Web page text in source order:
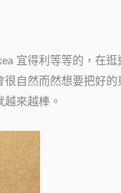
宜得利等等的，在
自然而然想要把好
來越棒。